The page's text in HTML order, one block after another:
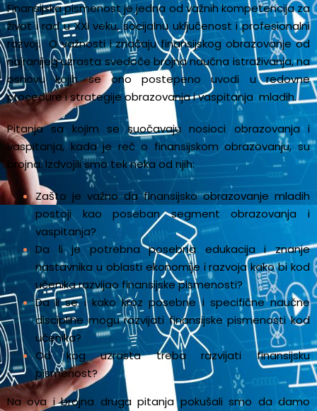
Finansijska pismenost je jedna od važnih kompetencija za
život i rad u XXI veku, socijalnu uključenost i profesionalni
razvoj. O važnosti i značaju finansijskog obrazovanje od
najranijeg uzrasta svedoče brojna naučna istraživanja, na
osnovu kojih se ono postepeno uvodi u redovne
procedure i strategije obrazovanja i vaspitanja mladih.
Pitanja sa kojim se suočavaju nosioci obrazovanja i
vaspitanja, kada je reč o finansijskom obrazovanju, su
brojna. Izdvojili smo tek neka od njih:
Zašto je važno da finansijsko obrazovanje mladih
postoji kao poseban segment obrazovanja i
vaspitanja?
Da li je potrebna posebna edukacija i znanje
nastavnika u oblasti ekonomije i razvoja kako bi kod
učenika razvijao finansijske pismenosti?
Da li se i kako kroz posebne i specifične naučne
discipline mogu razvijati finansijske pismenosti kod
učenika?
Od kog uzrasta treba razvijati finansijsku
pismenost?
Na ova i brojna druga pitanja pokušali smo da damo